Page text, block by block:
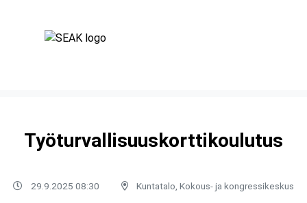
Työturvallisuuskorttikoulutus
29.9.2025 08:30 Kuntatalo, Kokous- ja kongressikeskus